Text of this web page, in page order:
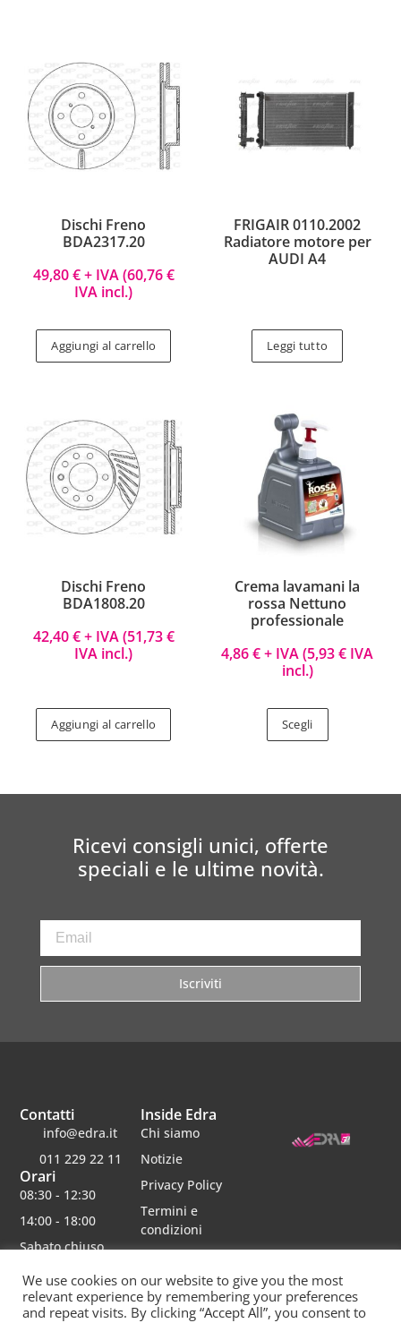
Dischi Freno
BDA2317.20
49,80€+ IVA (60,76€
IVA incl.)
Aggiungi al carrello
FRIGAIR 0110.2002
Radiatore motore per
AUDI A4
Leggi tutto
Dischi Freno
BDA1808.20
42,40€+ IVA (51,73€
IVA incl.)
Aggiungi al carrello
Crema lavamani la
rossa Nettuno
professionale
4,86€+ IVA (5,93€ IVA
incl.)
Scegli
Ricevi consigli unici, offerte
speciali e le ultime novità.
Iscriviti
Inside Edra
Chi siamo
Notizie
Privacy Policy
Termini e
condizioni
Lavora con noi
Contatti
info@edra.it
011 229 22 11
Orari
08:30 - 12:30
14:00 - 18:00
Sabato chiuso
We use cookies on our website to give you the most
relevant experience by remembering your preferences
and repeat visits. By clicking “Accept All”, you consent to